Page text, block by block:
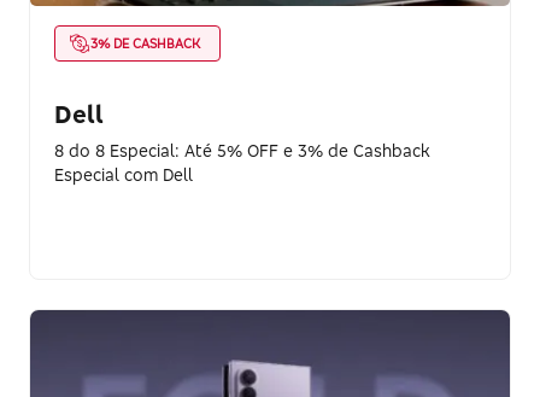
3% DE CASHBACK
Dell
8 do 8 Especial: Até 5% OFF e 3% de Cashback
Especial com Dell